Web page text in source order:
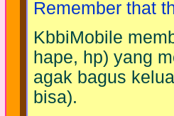
Remember that
KbbiMobile
hape, hp) yang
agak bagus
bisa).